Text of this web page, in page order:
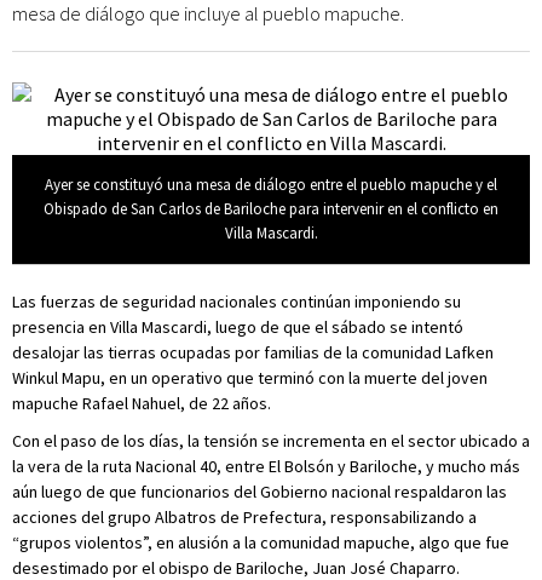
mesa de diálogo que incluye al pueblo mapuche.
Ayer se constituyó una mesa de diálogo entre el pueblo mapuche y el
Obispado de San Carlos de Bariloche para intervenir en el conflicto en
Villa Mascardi.
Las fuerzas de seguridad nacionales continúan imponiendo su
presencia en Villa Mascardi, luego de que el sábado se intentó
desalojar las tierras ocupadas por familias de la comunidad Lafken
Winkul Mapu, en un operativo que terminó con la muerte del joven
mapuche Rafael Nahuel, de 22 años.
Con el paso de los días, la tensión se incrementa en el sector ubicado a
la vera de la ruta Nacional 40, entre El Bolsón y Bariloche, y mucho más
aún luego de que funcionarios del Gobierno nacional respaldaron las
acciones del grupo Albatros de Prefectura, responsabilizando a
“grupos violentos”, en alusión a la comunidad mapuche, algo que fue
desestimado por el obispo de Bariloche, Juan José Chaparro.